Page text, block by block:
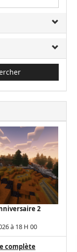
2
à 18 H 00
complète